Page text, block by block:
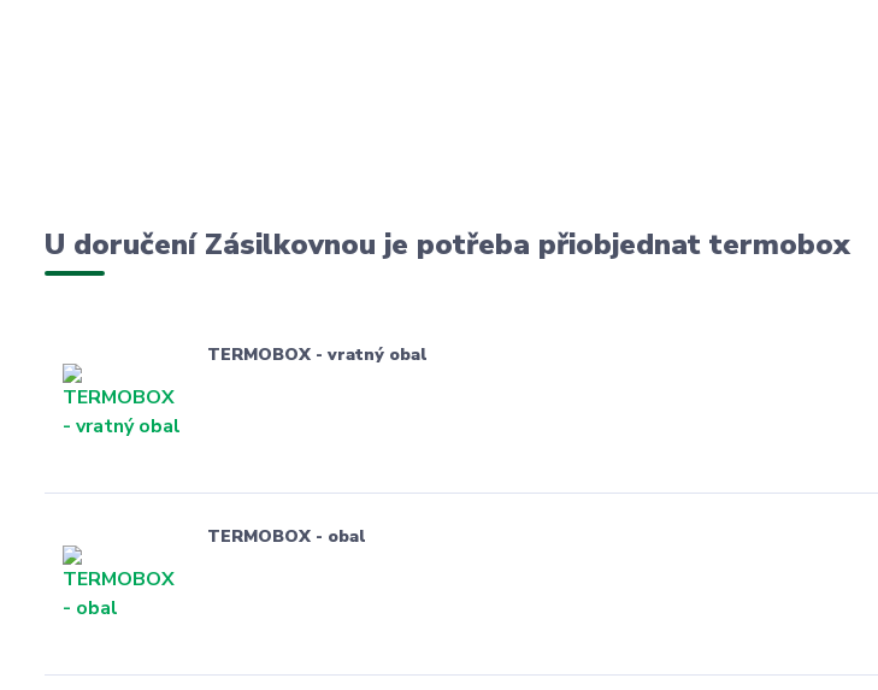
U doručení Zásilkovnou je potřeba přiobjednat termobox
TERMOBOX - vratný obal
TERMOBOX - obal